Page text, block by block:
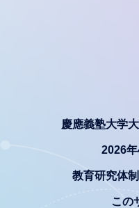
慶應義塾大学
2026
教育研究体
この